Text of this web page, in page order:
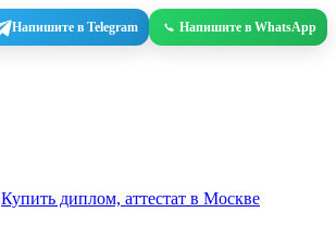
Напишите в Telegram Напишите в WhatsApp
Купить диплом, аттестат в Москве